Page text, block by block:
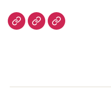
جرمانياعلاج